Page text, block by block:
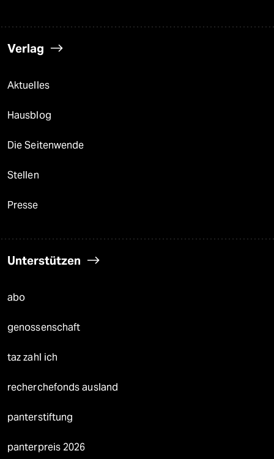
Verlag
Aktuelles
Hausblog
Die Seitenwende
Stellen
Presse
Unterstützen
abo
genossenschaft
taz zahl ich
recherchefonds ausland
panterstiftung
panterpreis 2026